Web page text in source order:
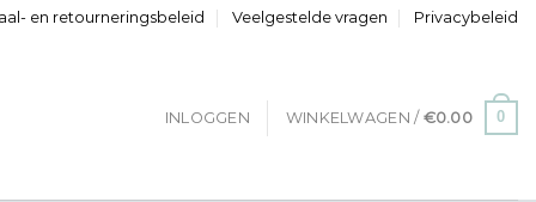
en retourneringsbeleid Veelgestelde vragen Privacybeleid
INLOGGEN WINKELWAGEN / €0.00 0